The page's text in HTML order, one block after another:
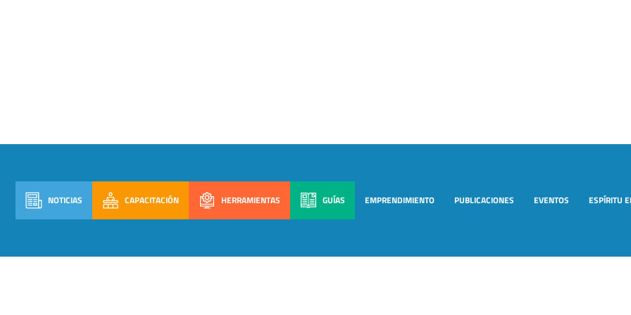
NOTICIAS CAPACITACIÓN HERRAMIENTAS GUÍAS EMPRENDIMIENTO PUBLICACIONES EVENTOS ESPÍRITU